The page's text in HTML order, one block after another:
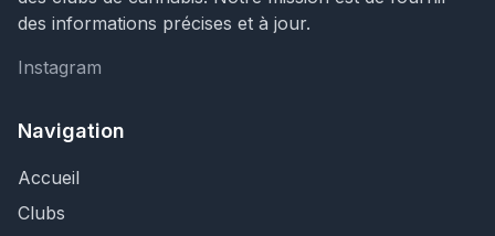
des informations précises et à jour.
Instagram
Instagram
Navigation
Accueil
Clubs